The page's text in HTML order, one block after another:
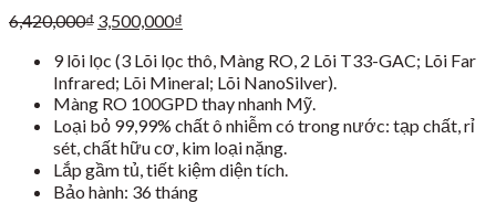
6,420,000₫ Giá
là:
6,420,000₫.
3,500,000₫
tại
là:
3,500,000₫.
9 lõi lọc (3 Lõi lọc thô, Màng RO, 2 Lõi T33-GAC; Lõi Far
Infrared; Lõi Mineral; Lõi NanoSilver).
Màng RO 100GPD thay nhanh Mỹ.
Loại bỏ 99,99% chất ô nhiễm có trong nước: tạp chất, rỉ
sét, chất hữu cơ, kim loại nặng.
Lắp gầm tủ, tiết kiệm diện tích.
Bảo hành: 36 tháng